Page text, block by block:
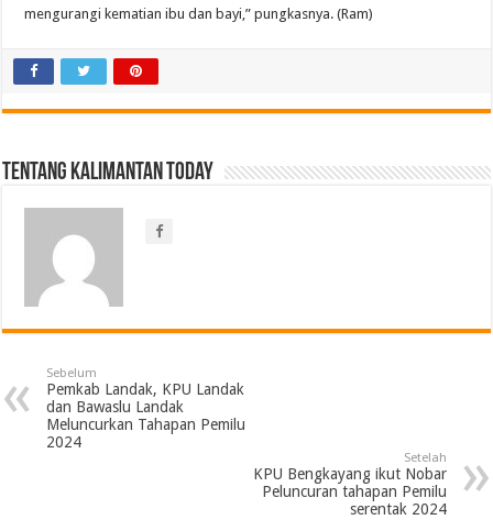
mengurangi kematian ibu dan bayi,” pungkasnya. (Ram)
Tentang Kalimantan Today
Sebelum
Pemkab Landak, KPU Landak
dan Bawaslu Landak
Meluncurkan Tahapan Pemilu
2024
Setelah
KPU Bengkayang ikut Nobar
Peluncuran tahapan Pemilu
serentak 2024